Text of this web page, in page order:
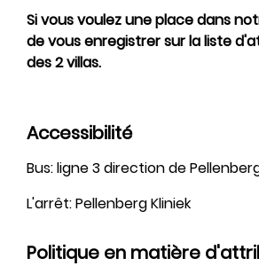
Si vous voulez une place dans
de vous enregistrer sur la liste
des 2 villas.
Accessibilité
Bus: ligne 3 direction de
L'arrêt: Pellenberg Kliniek
Politique en matière